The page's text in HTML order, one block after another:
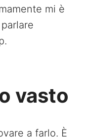
mi è
vasto
a farlo. È